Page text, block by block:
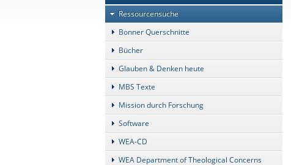
Ressourcensuche
Bonner Querschnitte
Bücher
Glauben & Denken heute
MBS Texte
Mission durch Forschung
Software
WEA-CD
WEA Department of Theological Concerns